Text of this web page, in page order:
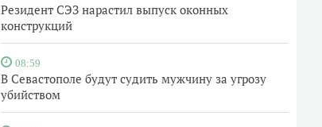
Резидент СЭЗ нарастил выпуск оконных
конструкций
08:59
В Севастополе будут судить мужчину за угрозу
убийством